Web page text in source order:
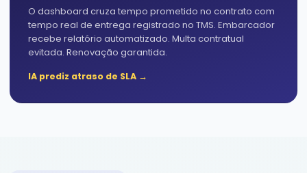
O dashboard cruza tempo prometido no contrato com
tempo real de entrega registrado no TMS. Embarcador
recebe relatório automatizado. Multa contratual
evitada. Renovação garantida.
IA prediz atraso de SLA →